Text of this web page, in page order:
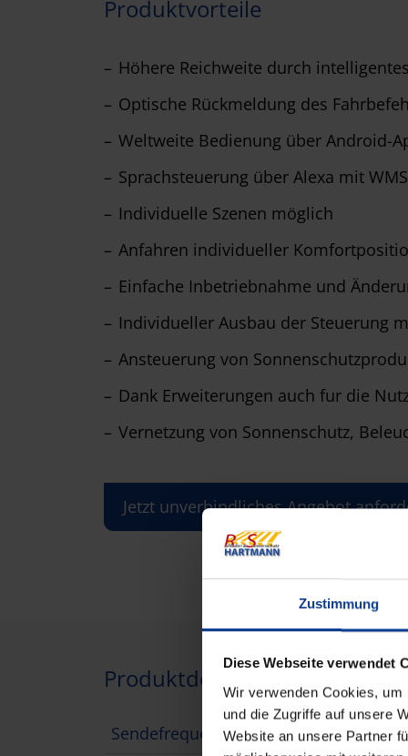
Zustimmung
Diese Webseite verwendet
Wir verwenden Cookies,
und die Zugriffe auf unsere
Website an unsere Partner
Produktvorteile
Höhere Reichweite durch
Optische Rückmeldung des
Weltweite Bedienung über Android-
Sprachsteuerung über Alexa mit
Individuelle Szenen möglich
Anfahren individueller
Einfache Inbetriebnahme und
Individueller Ausbau der Steuerung
Ansteuerung von
Dank Erweiterungen auch fur die
Vernetzung von Sonnenschutz,
Jetzt unverbindliches Angebot
Produktdetails
Sendefrequenz
2,4